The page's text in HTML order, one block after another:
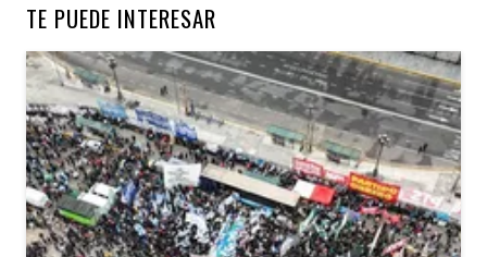
TE PUEDE INTERESAR